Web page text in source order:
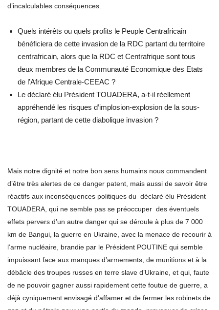
d’incalculables conséquences.
Quels intérêts ou quels profits le Peuple Centrafricain
bénéficiera de cette invasion de la RDC partant du territoire
centrafricain, alors que la RDC et Centrafrique sont tous
deux membres de la Communauté Economique des Etats
de l’Afrique Centrale-CEEAC ?
Le déclaré élu Président TOUADERA, a-t-il réellement
appréhendé les risques d’implosion-explosion de la sous-
région, partant de cette diabolique invasion ?
Mais notre dignité et notre bon sens humains nous commandent
d’être très alertes de ce danger patent, mais aussi de savoir être
réactifs aux inconséquences politiques du déclaré élu Président
TOUADERA, qui ne semble pas se préoccuper des éventuels
effets pervers d’un autre danger qui se déroule à plus de 7 000
km de Bangui, la guerre en Ukraine, avec la menace de recourir à
l’arme nucléaire, brandie par le Président POUTINE qui semble
impuissant face aux manques d’armements, de munitions et à la
débâcle des troupes russes en terre slave d’Ukraine, et qui, faute
de ne pouvoir gagner aussi rapidement cette foutue de guerre, a
déjà cyniquement envisagé d’affamer et de fermer les robinets de